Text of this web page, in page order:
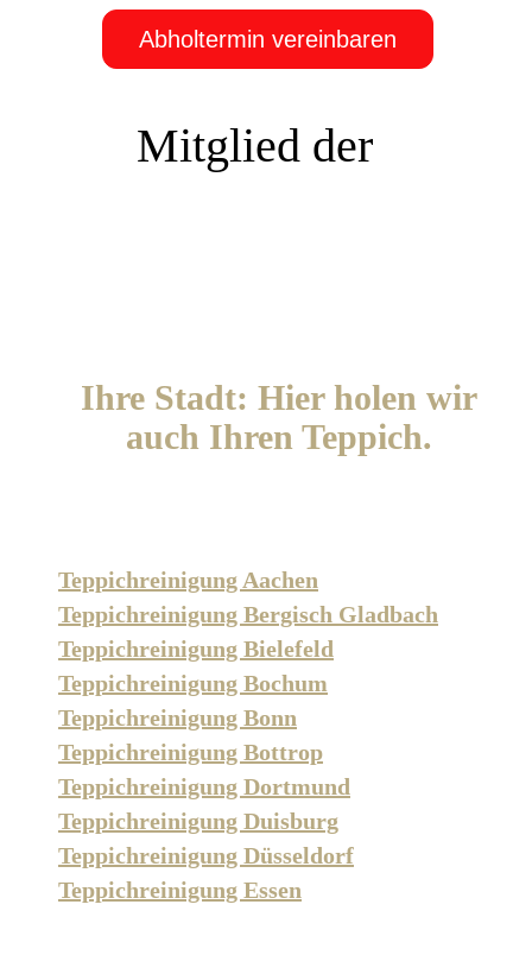
Abholtermin vereinbaren
Mitglied der
Ihre Stadt: Hier holen wir
auch Ihren Teppich.
Teppichreinigung Aachen
Teppichreinigung Bergisch Gladbach
Teppichreinigung Bielefeld
Teppichreinigung Bochum
Teppichreinigung Bonn
Teppichreinigung Bottrop
Teppichreinigung Dortmund
Teppichreinigung Duisburg
Teppichreinigung Düsseldorf
Teppichreinigung Essen